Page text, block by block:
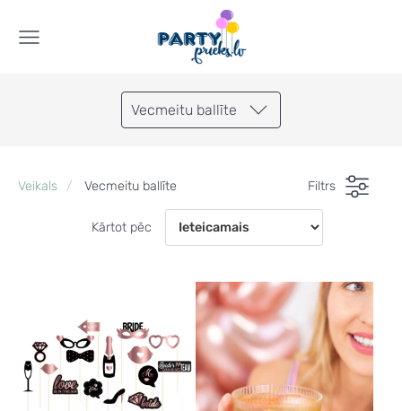
Vecmeitu ballīte
Veikals Vecmeitu ballīte Filtrs
Kārtot pēc